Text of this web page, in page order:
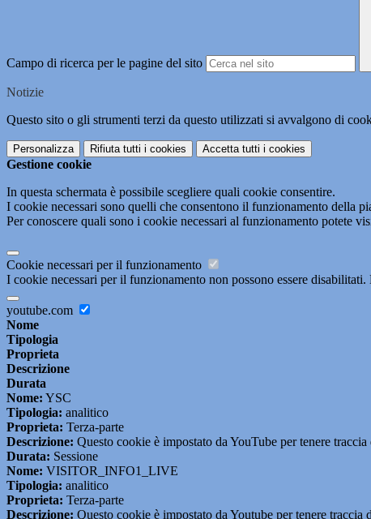
Campo di ricerca per le pagine del sito
Notizie
Questo sito o gli strumenti terzi da questo utilizzati si avvalgono di
Personalizza Rifiuta tutti i cookies Accetta tutti i cookies
Gestione cookie
In questa schermata è possibile scegliere quali cookie consentire.
I cookie necessari sono quelli che consentono il funzionamento della
Per conoscere quali sono i cookie necessari al funzionamento potete
Cookie necessari per il funzionamento
I cookie necessari per il funzionamento non possono essere
youtube.com
Nome
Tipologia
Proprieta
Descrizione
Durata
Nome: YSC
Tipologia: analitico
Proprieta: Terza-parte
Descrizione: Questo cookie è impostato da YouTube per tenere
Durata: Sessione
Nome: VISITOR_INFO1_LIVE
Tipologia: analitico
Proprieta: Terza-parte
Descrizione: Questo cookie è impostato da Youtube per tenere